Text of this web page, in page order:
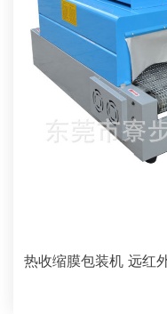
热收缩膜包装机 远红